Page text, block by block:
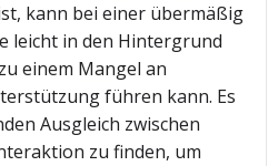
kann bei einer übermäßig
leicht in den Hintergrund
einem Mangel an
führen kann. Es
Ausgleich zwischen
zu finden, um